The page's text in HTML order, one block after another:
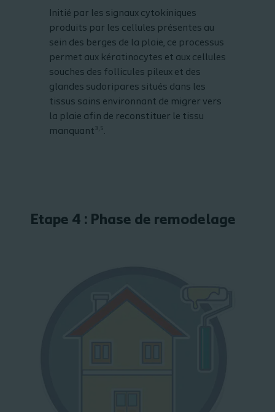
Initié par les signaux cytokiniques
produits par les cellules présentes au
sein des berges de la plaie, ce processus
permet aux kératinocytes et aux cellules
souches des follicules pileux et des
glandes sudoripares situés dans les
tissus sains environnant de migrer vers
la plaie afin de reconstituer le tissu
manquant3,5.
Etape 4 : Phase de remodelage